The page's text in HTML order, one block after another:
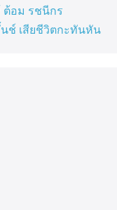
ต้อม รชนีกร
ช์ เสียชีวิตกะทันหัน